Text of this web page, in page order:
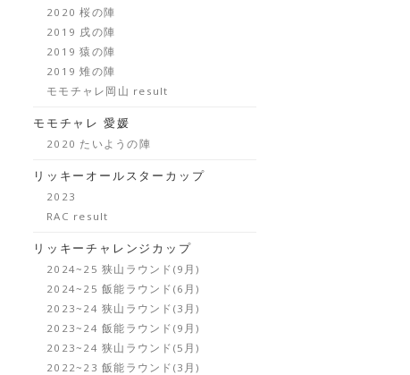
2020 桜の陣
2019 戌の陣
2019 猿の陣
2019 雉の陣
モモチャレ岡山 result
モモチャレ 愛媛
2020 たいようの陣
リッキーオールスターカップ
2023
RAC result
リッキーチャレンジカップ
2024~25 狭山ラウンド(9月)
2024~25 飯能ラウンド(6月)
2023~24 狭山ラウンド(3月)
2023~24 飯能ラウンド(9月)
2023~24 狭山ラウンド(5月)
2022~23 飯能ラウンド(3月)